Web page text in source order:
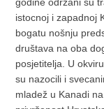
istocnoj i zapadnoj
bogatu nošnju
društava na oba
posjetitelja. U
su nazocili i
mladež u Kanadi